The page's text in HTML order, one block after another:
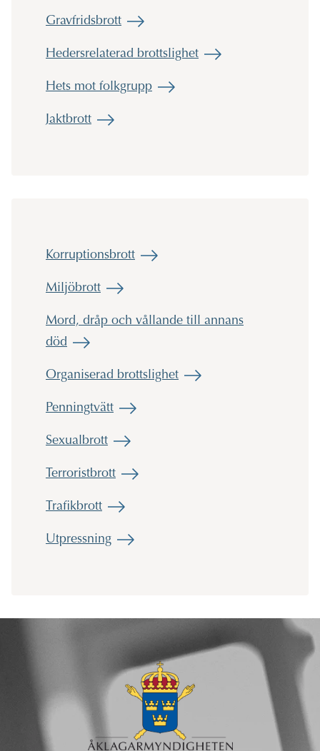
Gravfridsbrott
Hedersrelaterad brottslighet
Hets mot folkgrupp
Jaktbrott
Korruptionsbrott
Miljöbrott
Mord, dråp och vållande till annans
död
Organiserad brottslighet
Penningtvätt
Sexualbrott
Terroristbrott
Trafikbrott
Utpressning